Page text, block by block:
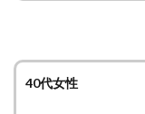
40代女性